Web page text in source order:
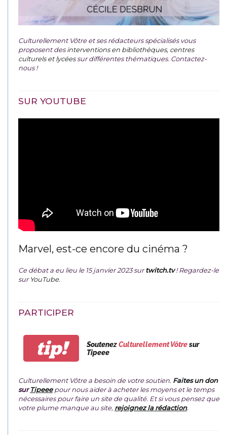
Culturellement Vôtre et ses rédacteurs spécialisés vous
proposent desinterventions en bibliothèques, centres
culturels et lycéessur différentes thématiques. Contactez-
nous !
SUR YOUTUBE
Marvel, est-ce encore du cinéma ?
Ce débat a eu lieu le 15 janvier 2023 surtwitch.tv ! Regardez-le
surYouTube.
PARTICIPER
tip! SoutenezCulturellement Vôtresur
Tipeee
Culturellement Vôtre a besoin de votre soutien. Faites un don
surTipeeepour nous aider à acheter les moyens et le temps
nécessaires pour faire un site de qualité. Et si vous pensez que
votre plume manque au site, rejoignez la rédaction.